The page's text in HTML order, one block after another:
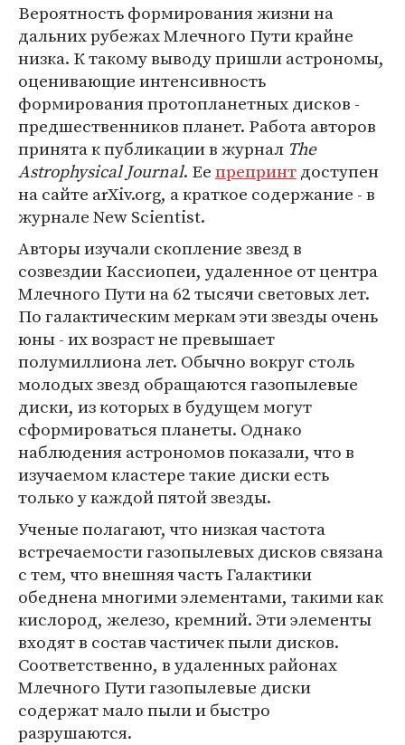
Вероятность формирования жизни на
дальних рубежах Млечного Пути крайне
низка. К такому выводу пришли астрономы,
оценивающие интенсивность
формирования протопланетных дисков -
предшественников планет. Работа авторов
принята к публикации в журнал The
Astrophysical Journal. Еепрепринтдоступен
на сайте arXiv.org, а краткое содержание - в
журнале New Scientist.
Авторы изучали скопление звезд в
созвездии Кассиопеи, удаленное от центра
Млечного Пути на 62 тысячи световых лет.
По галактическим меркам эти звезды очень
юны - их возраст не превышает
полумиллиона лет. Обычно вокруг столь
молодых звезд обращаются газопылевые
диски, из которых в будущем могут
сформироваться планеты. Однако
наблюдения астрономов показали, что в
изучаемом кластере такие диски есть
только у каждой пятой звезды.
Ученые полагают, что низкая частота
встречаемости газопылевых дисков связана
с тем, что внешняя часть Галактики
обеднена многими элементами, такими как
кислород, железо, кремний. Эти элементы
входят в состав частичек пыли дисков.
Соответственно, в удаленных районах
Млечного Пути газопылевые диски
содержат мало пыли и быстро
разрушаются.